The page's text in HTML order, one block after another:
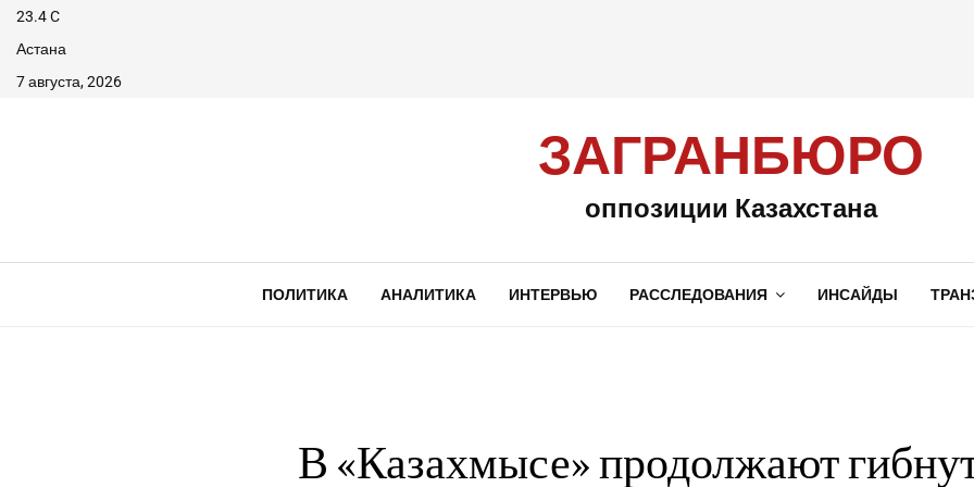
23.4C
Астана
7 августа, 2026
ЗАГРАНБЮРО
оппозиции Казахстана
ПОЛИТИКА АНАЛИТИКА ИНТЕРВЬЮ РАССЛЕДОВАНИЯ ИНСАЙДЫ
В «Казахмысе» продолжают